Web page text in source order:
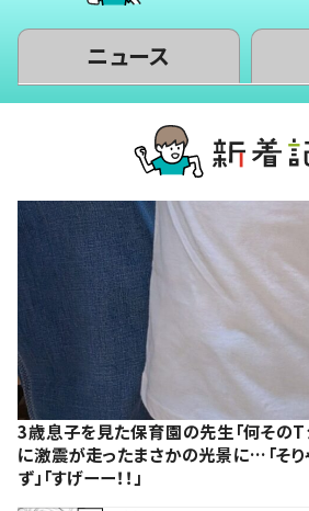
ニュース
3歳息子を見た保育園の先生「何そのT
に激震が走ったまさかの光景に…「そ
ず」「すげーー！！」